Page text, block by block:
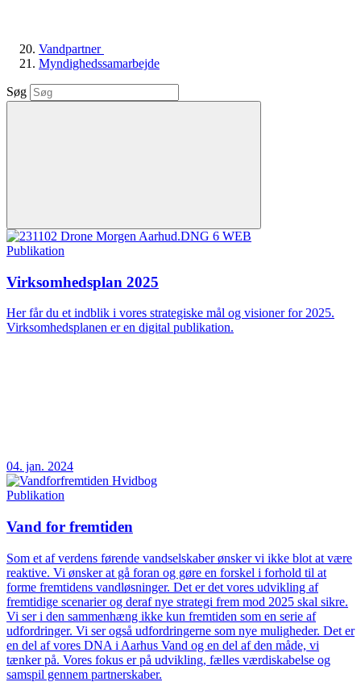
Vandpartner
Myndighedssamarbejde
Søg
Publikation
Virksomhedsplan 2025
Her får du et indblik i vores strategiske mål og visioner for 2025.
Virksomhedsplanen er en digital publikation.
04. jan. 2024
Publikation
Vand for fremtiden
Som et af verdens førende vandselskaber ønsker vi ikke blot at være
reaktive. Vi ønsker at gå foran og gøre en forskel i forhold til at
forme fremtidens vandløsninger. Det er det vores udvikling af
fremtidige scenarier og deraf nye strategi frem mod 2025 skal sikre.
Vi ser i den sammenhæng ikke kun fremtiden som en serie af
udfordringer. Vi ser også udfordringerne som nye muligheder. Det er
en del af vores DNA i Aarhus Vand og en del af den måde, vi
tænker på. Vores fokus er på udvikling, fælles værdiskabelse og
samspil gennem partnerskaber.